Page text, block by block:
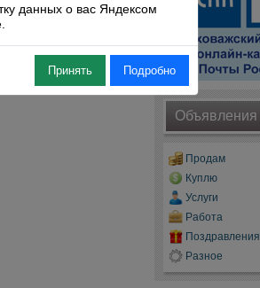
Объявления
Продам
Куплю
Услуги
Работа
Поздравления
Разное
данных о вас Яндексом
Принять Подробно